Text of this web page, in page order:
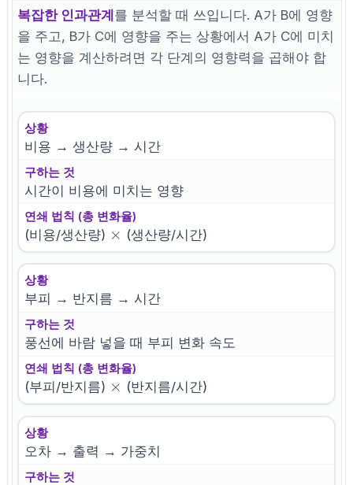
복잡한 인과관계를 분석할 때 쓰입니다. A가 B에 영향
을 주고, B가 C에 영향을 주는 상황에서 A가 C에 미치
는 영향을 계산하려면 각 단계의 영향력을 곱해야 합
니다.
상황
비용 → 생산량 → 시간
구하는 것
시간이 비용에 미치는 영향
연쇄 법칙 (총 변화율)
(비용/생산량) \times
× (생산량/시간)
상황
부피 → 반지름 → 시간
구하는 것
풍선에 바람 넣을 때 부피 변화 속도
연쇄 법칙 (총 변화율)
(부피/반지름) \times
× (반지름/시간)
상황
오차 → 출력 → 가중치
구하는 것